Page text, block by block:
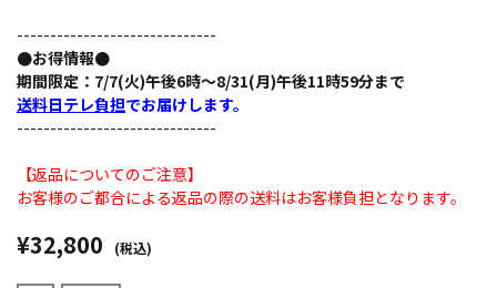
------------------------------
●お得情報●
期間限定：7/7(火)午後6時～8/31(月)午後11時59分まで
送料日テレ負担でお届けします。
------------------------------
【返品についてのご注意】
お客様のご都合による返品の際の送料はお客様負担となります。
¥32,800 (税込)